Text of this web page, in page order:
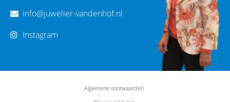
info@juwelier-vandenhof.nl
Instagram
Algemene voorwaarden